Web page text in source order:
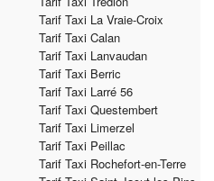
Tarif Taxi La Vraie-Croix
Tarif Taxi Calan
Tarif Taxi Lanvaudan
Tarif Taxi Berric
Tarif Taxi Larré 56
Tarif Taxi Questembert
Tarif Taxi Limerzel
Tarif Taxi Peillac
Tarif Taxi Rochefort-en-Terre